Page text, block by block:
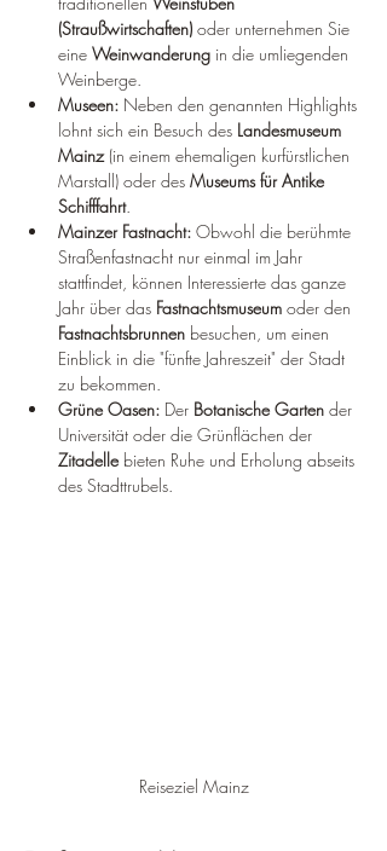
(Straußwirtschaften) oder unternehmen Sie
eine Weinwanderung in die umliegenden
Weinberge.
Museen: Neben den genannten Highlights
lohnt sich ein Besuch des Landesmuseum
Mainz (in einem ehemaligen kurfürstlichen
Marstall) oder des Museums für Antike
Schifffahrt.
Mainzer Fastnacht: Obwohl die berühmte
Straßenfastnacht nur einmal im Jahr
stattfindet, können Interessierte das ganze
Jahr über das Fastnachtsmuseum oder den
Fastnachtsbrunnen besuchen, um einen
Einblick in die "fünfte Jahreszeit" der Stadt
zu bekommen.
Grüne Oasen: Der Botanische Garten der
Universität oder die Grünflächen der
Zitadelle bieten Ruhe und Erholung abseits
des Stadttrubels.
Reiseziel Mainz